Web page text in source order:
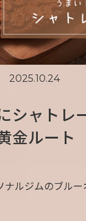
2025.10.24
シャトレ
金ルート
ナルジムのブル